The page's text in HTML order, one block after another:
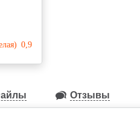
Отзывы